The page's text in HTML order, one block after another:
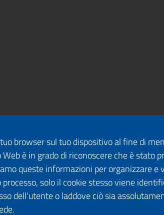
browser sul tuo dispositivo al fine di
è in grado di riconoscere che è stato
queste informazioni per organizzare e
solo il cookie stesso viene
dell'utente o laddove ciò sia